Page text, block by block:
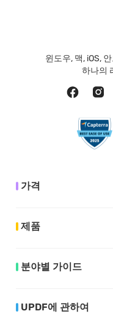
윈도우, 맥, iOS,
하나의
가격
제품
분야별 가이드
UPDF에 관하여